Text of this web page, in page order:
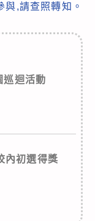
與,請查照轉知。
巡迴活動
內初選得獎